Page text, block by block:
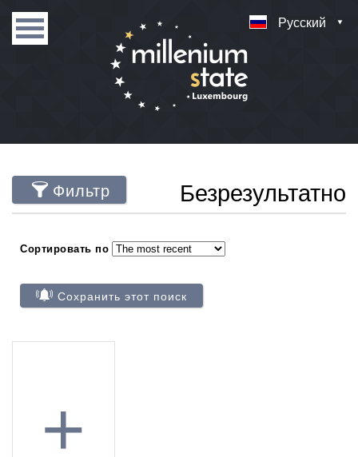
Русский
Фильтр Безрезультатно
Сортировать по
Сохранить этот поиск
+